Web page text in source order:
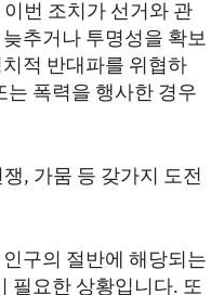
번 조치가 선거와 관
추거나 투명성을 확보
적 반대파를 위협하
는 폭력을 행사한 경우
, 가뭄 등 갖가지 도전
구의 절반에 해당되는
필요한 상황입니다. 또